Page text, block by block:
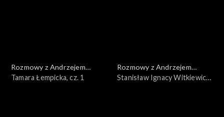
Rozmowy z Andrzejem
Doboszem
Tamara Łempicka, cz. 1
Rozmowy z Andrzejem
Doboszem
Stanisław Ignacy Witkiewicz,